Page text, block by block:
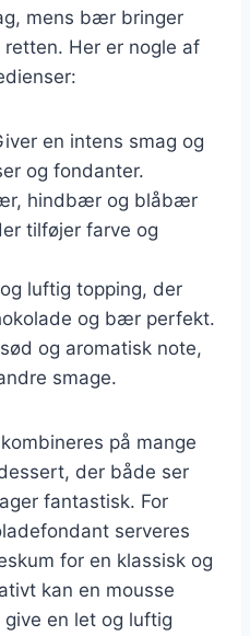
mens bær bringer
Her er nogle af
en intens smag og
og fondanter.
hindbær og blåbær
tilføjer farve og
luftig topping, der
og bær perfekt.
og aromatisk note,
smage.
på mange
der både ser
fantastisk. For
serveres
for en klassisk og
kan en mousse
en let og luftig